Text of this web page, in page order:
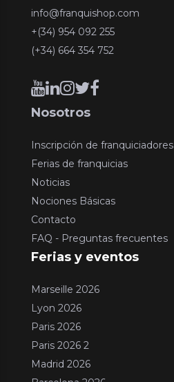
info@franquishop.com
+(34) 954 092 255
(+34) 664 354 752
Nosotros
Inscripción de franquiciadores
Ferias de franquicias
Noticias
Nociones Básicas
Contacto
FAQ - Preguntas frecuentes
Ferias y eventos
Marseille 2026
Lyon 2026
Paris 2026
Paris 2026 2
Madrid 2026